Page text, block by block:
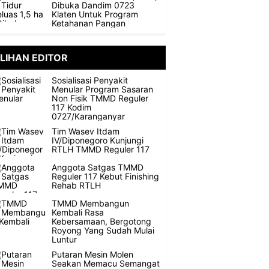
Dibuka Dandim 0723
Klaten Untuk Program
Ketahanan Pangan
EDITOR
Sosialisasi Penyakit
Menular Program Sasaran
Non Fisik TMMD Reguler
117 Kodim
0727/Karanganyar
Tim Wasev Itdam
IV/Diponegoro Kunjungi
RTLH TMMD Reguler 117
Anggota Satgas TMMD
Reguler 117 Kebut Finishing
Rehab RTLH
TMMD Membangun
Kembali Rasa
Kebersamaan, Bergotong
Royong Yang Sudah Mulai
Luntur
Putaran Mesin Molen
Seakan Memacu Semangat